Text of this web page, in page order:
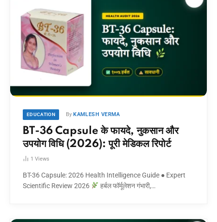
EDUCATION By KAMLESH VERMA
BT-36 Capsule के फायदे, नुकसान और
उपयोग विधि (2026): पूरी मेडिकल रिपोर्ट
1 Views
BT-36 Capsule: 2026 Health Intelligence Guide ● Expert
Scientific Review 2026
हर्बल फॉर्मूलेशन गंभारी,…